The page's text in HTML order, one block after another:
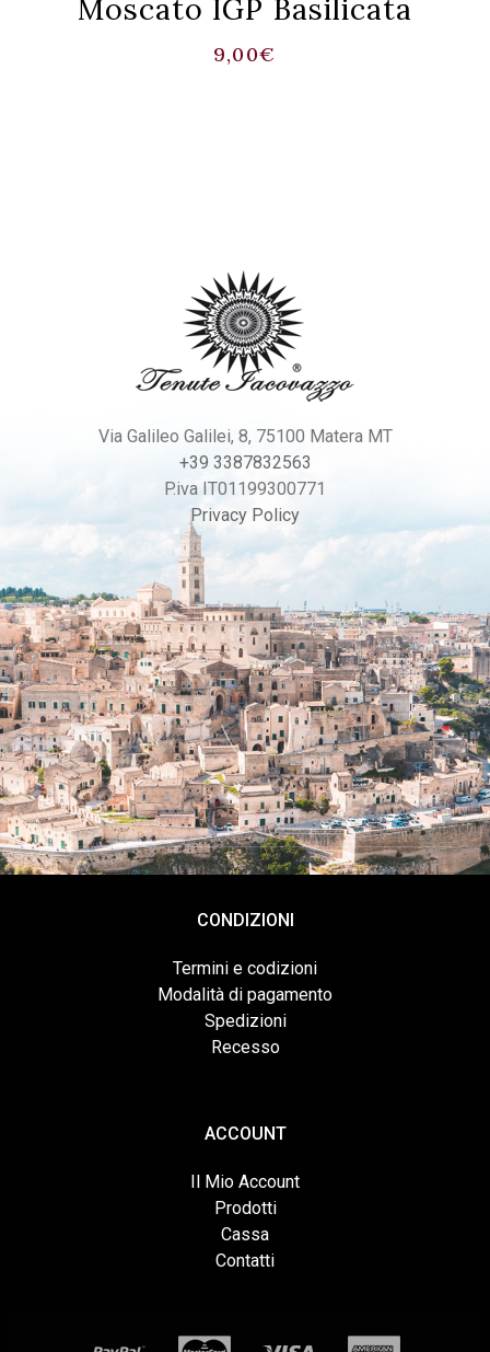
Moscato IGP Basilicata
9,00€
Via Galileo Galilei, 8, 75100 Matera MT
+39 3387832563
P.iva IT01199300771
Privacy Policy
CONDIZIONI
Termini e codizioni
Modalità di pagamento
Spedizioni
Recesso
ACCOUNT
Il Mio Account
Prodotti
Cassa
Contatti